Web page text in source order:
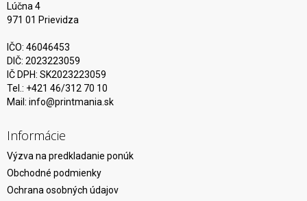
Lúčna 4
971 01 Prievidza
IČO: 46046453
DIČ: 2023223059
IČ DPH: SK2023223059
Tel.: +421 46/312 70 10
Mail: info@printmania.sk
Informácie
Výzva na predkladanie ponúk
Obchodné podmienky
Ochrana osobných údajov